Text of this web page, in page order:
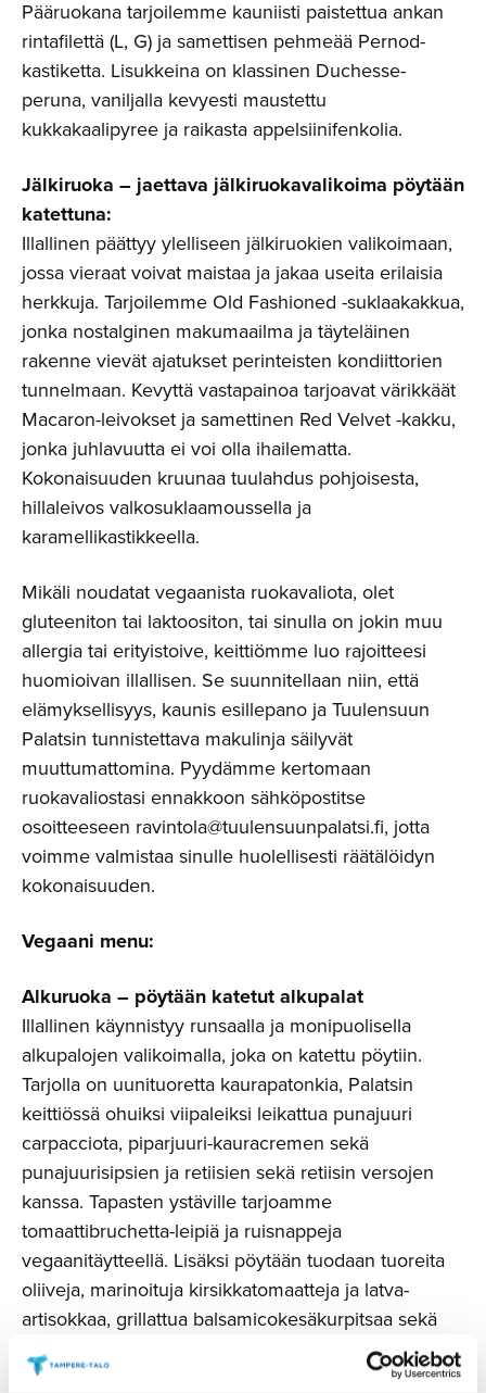
Pääruokana tarjoilemme kauniisti paistettua ankan
rintafilettä (L, G) ja samettisen pehmeää Pernod-
kastiketta. Lisukkeina on klassinen Duchesse-
peruna, vaniljalla kevyesti maustettu
kukkakaalipyree ja raikasta appelsiinifenkolia.
Jälkiruoka – jaettava jälkiruokavalikoima pöytään
katettuna:
Illallinen päättyy ylelliseen jälkiruokien valikoimaan,
jossa vieraat voivat maistaa ja jakaa useita erilaisia
herkkuja. Tarjoilemme Old Fashioned -suklaakakkua,
jonka nostalginen makumaailma ja täyteläinen
rakenne vievät ajatukset perinteisten kondiittorien
tunnelmaan. Kevyttä vastapainoa tarjoavat värikkäät
Macaron-leivokset ja samettinen Red Velvet -kakku,
jonka juhlavuutta ei voi olla ihailematta.
Kokonaisuuden kruunaa tuulahdus pohjoisesta,
hillaleivos valkosuklaamoussella ja
karamellikastikkeella.
Mikäli noudatat vegaanista ruokavaliota, olet
gluteeniton tai laktoositon, tai sinulla on jokin muu
allergia tai erityistoive, keittiömme luo rajoitteesi
huomioivan illallisen. Se suunnitellaan niin, että
elämyksellisyys, kaunis esillepano ja Tuulensuun
Palatsin tunnistettava makulinja säilyvät
muuttumattomina. Pyydämme kertomaan
ruokavaliostasi ennakkoon sähköpostitse
osoitteeseen ravintola@tuulensuunpalatsi.fi, jotta
voimme valmistaa sinulle huolellisesti räätälöidyn
kokonaisuuden.
Vegaani menu:
Alkuruoka – pöytään katetut alkupalat
Illallinen käynnistyy runsaalla ja monipuolisella
alkupalojen valikoimalla, joka on katettu pöytiin.
Tarjolla on uunituoretta kaurapatonkia, Palatsin
keittiössä ohuiksi viipaleiksi leikattua punajuuri
carpacciota, piparjuuri-kauracremen sekä
punajuurisipsien ja retiisien sekä retiisin versojen
kanssa. Tapasten ystäville tarjoamme
tomaattibruchetta-leipiä ja ruisnappeja
vegaanitäytteellä. Lisäksi pöytään tuodaan tuoreita
oliiveja, marinoituja kirsikkatomaatteja ja latva-
artisokkaa, grillattua balsamicokesäkurpitsaa sekä
rosmariinisuolalla viimeisteltyjä siitakesieniä
Tampereen Messukylästä.